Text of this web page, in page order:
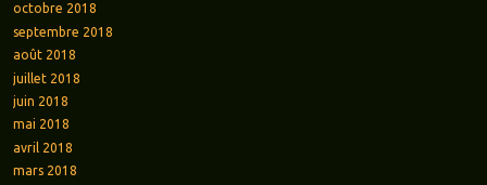
octobre 2018
septembre 2018
août 2018
juillet 2018
juin 2018
mai 2018
avril 2018
mars 2018